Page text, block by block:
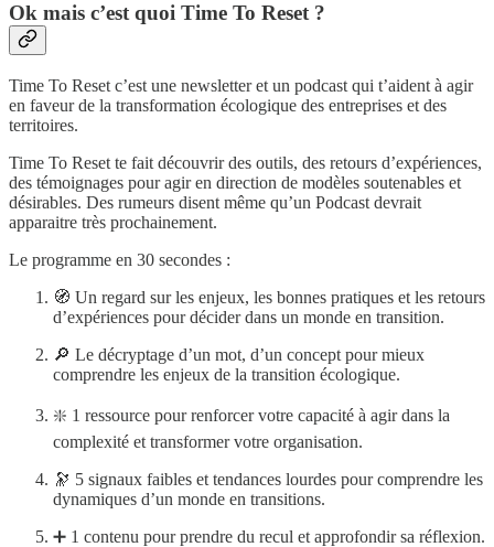
Ok mais c’est quoi Time To Reset ?
Time To Reset c’est une newsletter et un podcast qui t’aident à agir
en faveur de la transformation écologique des entreprises et des
territoires.
Time To Reset te fait découvrir des outils, des retours d’expériences,
des témoignages pour agir en direction de modèles soutenables et
désirables. Des rumeurs disent même qu’un Podcast devrait
apparaitre très prochainement.
Le programme en 30 secondes :
🧭 Un regard sur les enjeux, les bonnes pratiques et les retours
d’expériences pour décider dans un monde en transition.
🔎 Le décryptage d’un mot, d’un concept pour mieux
comprendre les enjeux de la transition écologique.
❇️ 1 ressource pour renforcer votre capacité à agir dans la
complexité et transformer votre organisation.
🔭 5 signaux faibles et tendances lourdes pour comprendre les
dynamiques d’un monde en transitions.
➕ 1 contenu pour prendre du recul et approfondir sa réflexion.